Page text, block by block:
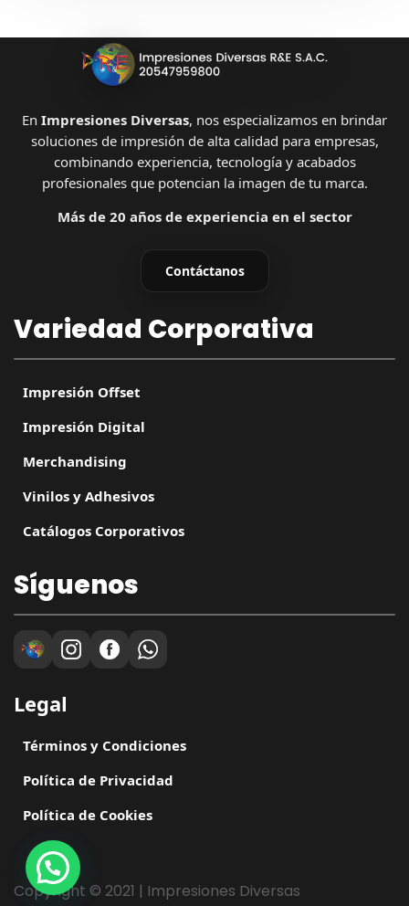
En Impresiones Diversas, nos especializamos en brindar
soluciones de impresión de alta calidad para empresas,
combinando experiencia, tecnología y acabados
profesionales que potencian la imagen de tu marca.
Más de 20 años de experiencia en el sector
Contáctanos
Variedad Corporativa
Impresión Offset
Impresión Digital
Merchandising
Vinilos y Adhesivos
Catálogos Corporativos
Síguenos
Legal
Términos y Condiciones
Política de Privacidad
Política de Cookies
Copyright © 2021 | Impresiones Diversas